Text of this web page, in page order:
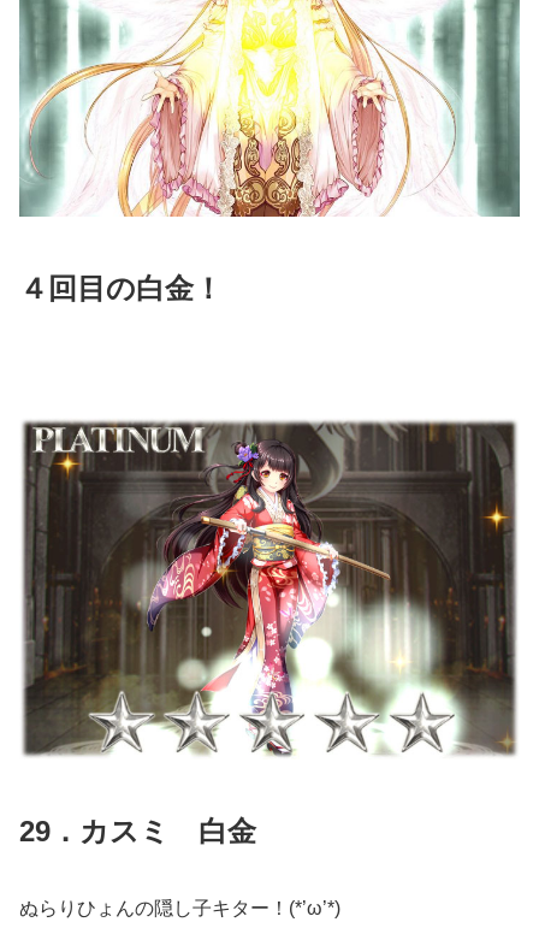
４回目の白金！
29．カスミ 白金
ぬらりひょんの隠し子キター！(*’ω’*)